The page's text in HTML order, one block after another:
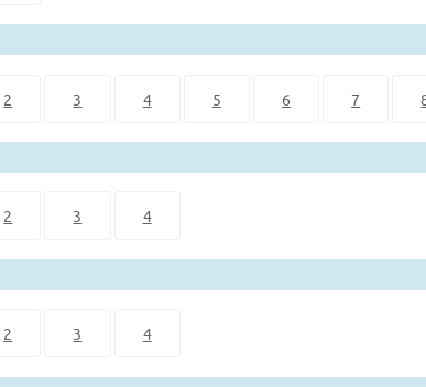
2 3 4 5 6 7
2 3 4
2 3 4